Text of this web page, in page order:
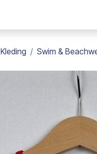
Kleding Swim &